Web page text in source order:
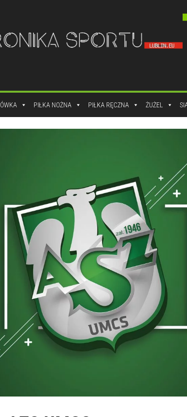
PIŁKA NOŻNA PIŁKA RĘCZNA ŻUŻEL